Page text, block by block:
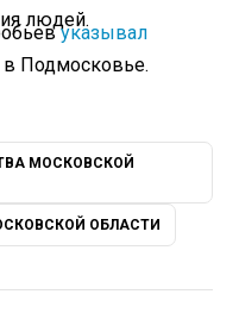
людей.
указывал
в Подмосковье.
МОСКОВСКОЙ
ОБЛАСТИ